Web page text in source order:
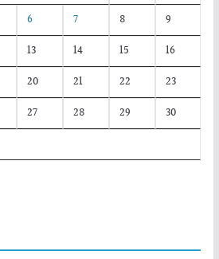
6 7 8
9
13 14 15
16
20 21 22
23
27 28 29
30